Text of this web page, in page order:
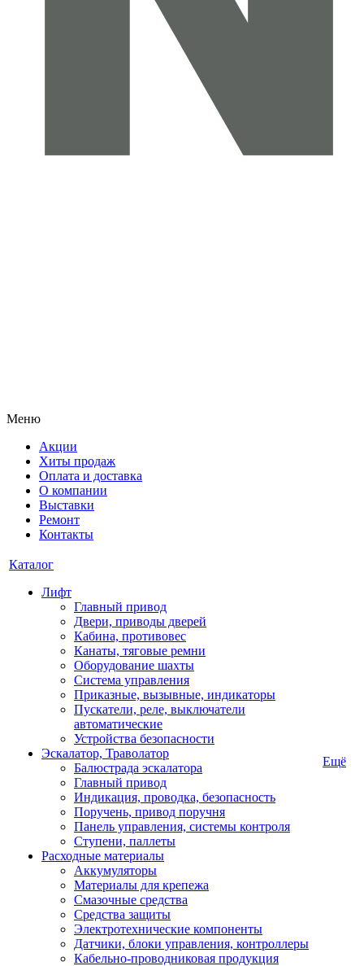
Меню
Акции
Хиты продаж
Оплата и доставка
О компании
Выставки
Ремонт
Контакты
Каталог
Лифт
Главный привод
Двери, приводы дверей
Кабина, противовес
Канаты, тяговые ремни
Оборудование шахты
Система управления
Приказные, вызывные, индикаторы
Пускатели, реле, выключатели
автоматические
Устройства безопасности
Эскалатор, Траволатор
Балюстрада эскалатора
Главный привод
Индикация, проводка, безопасность
Поручень, привод поручня
Панель управления, системы контроля
Ступени, паллеты
Расходные материалы
Аккумуляторы
Материалы для крепежа
Смазочные средства
Средства защиты
Электротехнические компоненты
Датчики, блоки управления, контроллеры
Кабельно-проводниковая продукция
Ещё